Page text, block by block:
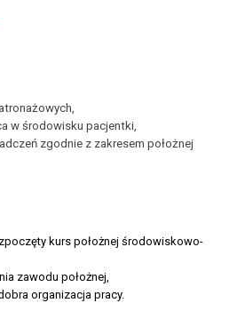
w środowisku pacjentki,
zgodnie z zakresem położnej
kurs położnej środowiskowo-
zawodu położnej,
organizacja pracy.